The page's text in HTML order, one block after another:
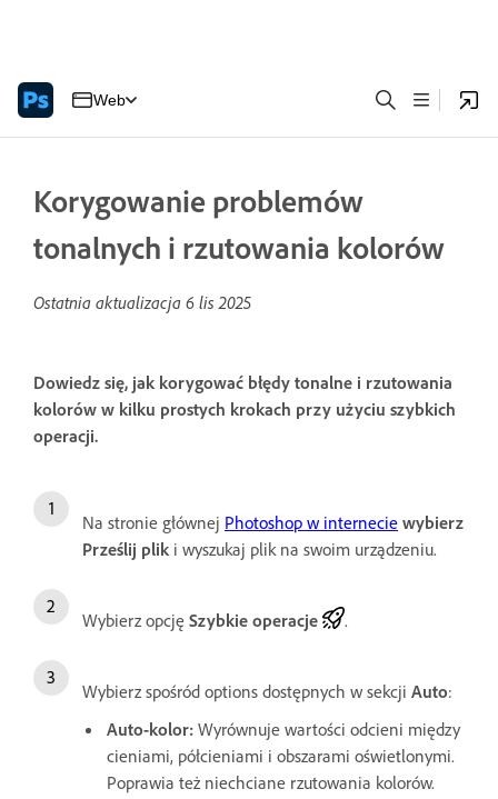
Web
Korygowanie problemów
tonalnych i rzutowania kolorów
Ostatnia aktualizacja 6 lis 2025
Dowiedz się, jak korygować błędy tonalne i rzutowania
kolorów w kilku prostych krokach przy użyciu szybkich
operacji.
Na stronie głównej Photoshop w internecie wybierz
Prześlij plik i wyszukaj plik na swoim urządzeniu.
Wybierz opcję Szybkie operacje .
Wybierz spośród options dostępnych w sekcji Auto:
Auto-kolor: Wyrównuje wartości odcieni między
cieniami, półcieniami i obszarami oświetlonymi.
Poprawia też niechciane rzutowania kolorów.